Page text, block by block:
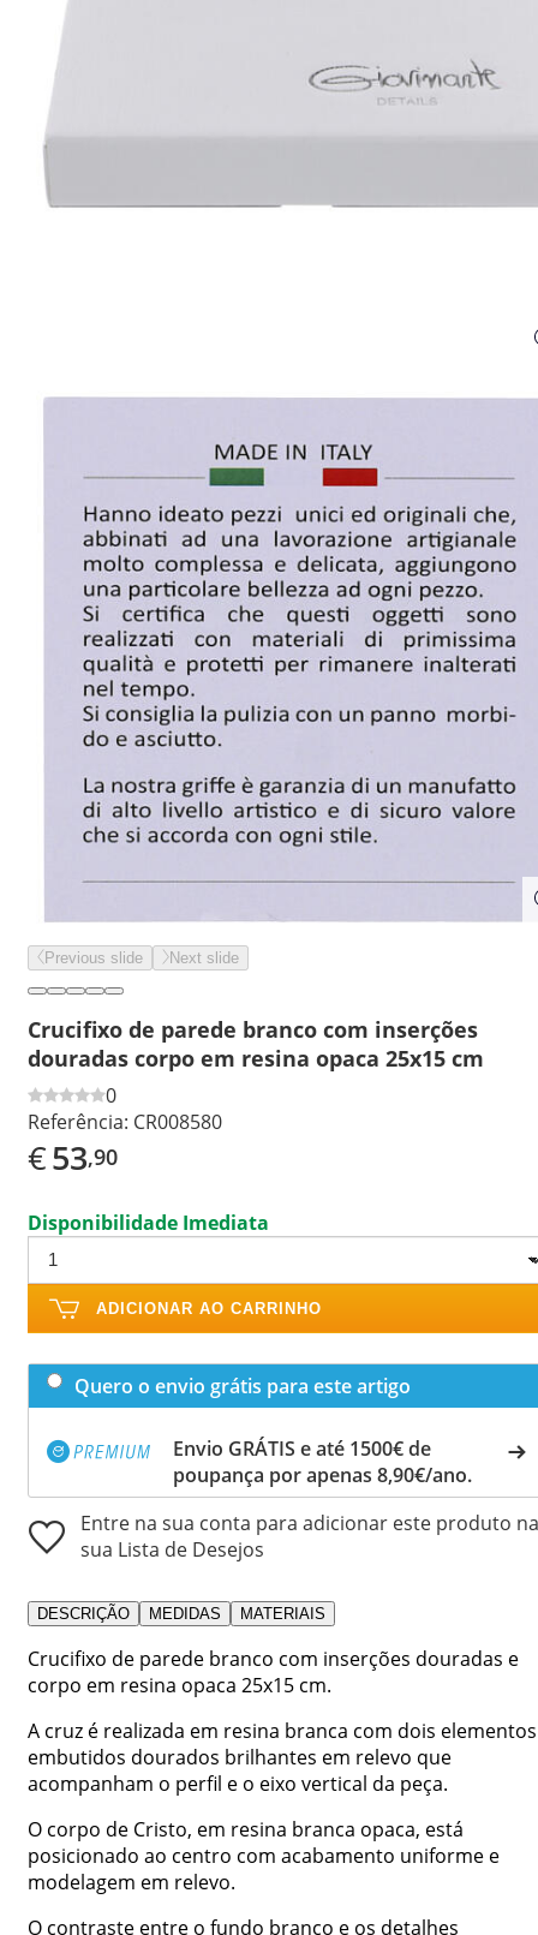
Previous slide Next slide
Crucifixo de parede branco com inserções
douradas corpo em resina opaca 25x15 cm
0
Referência: CR008580
€53,90
Disponibilidade Imediata
ADICIONAR AO CARRINHO
Quero o envio grátis para este artigo
Envio GRÁTIS e até 1500€ de
poupança por apenas 8,90€/ano.
Entre na sua conta para adicionar este produto na
sua Lista de Desejos
DESCRIÇÃO MEDIDAS MATERIAIS
Crucifixo de parede branco com inserções douradas e
corpo em resina opaca 25x15 cm.
A cruz é realizada em resina branca com dois elementos
embutidos dourados brilhantes em relevo que
acompanham o perfil e o eixo vertical da peça.
O corpo de Cristo, em resina branca opaca, está
posicionado ao centro com acabamento uniforme e
modelagem em relevo.
O contraste entre o fundo branco e os detalhes